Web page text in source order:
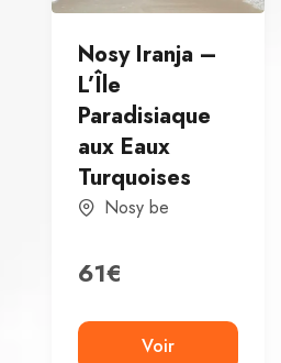
Nosy Iranja –
L’Île
Paradisiaque
aux Eaux
Turquoises
Nosy be
61€
Voir